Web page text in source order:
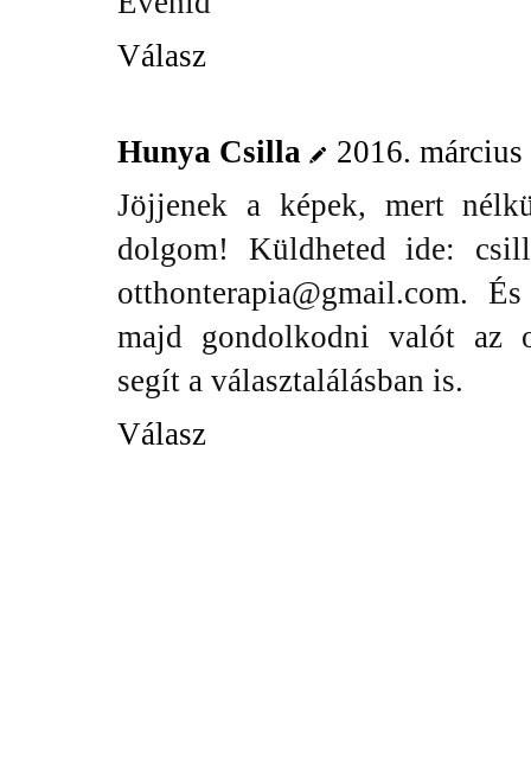
Válasz
Hunya Csilla
2016.
Jöjjenek a képek, mert
dolgom! Küldheted ide:
otthonterapia@gmail.com. És
majd gondolkodni valót az
segít a választalálásban is.
Válasz